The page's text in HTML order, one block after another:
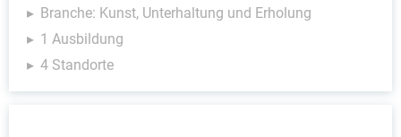
Branche: Kunst, Unterhaltung und Erholung
1 Ausbildung
4 Standorte